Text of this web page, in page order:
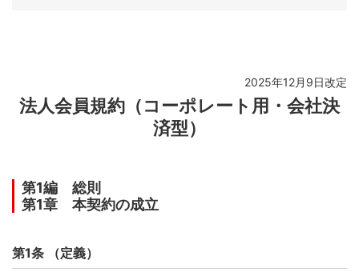
第2章 カード使用者
第5条 （カード使用者とその代理権）
第8条 （カード使用者に対する代理権の撤回等）
第9条 （カード使用者の死亡と届出）
第11条 （カード使用者の代理権の撤回等の場合における
2025年12月9日改定
法人会員規約（コーポレート用・会社決
済型）
第1編 総則
第1章 本契約の成立
第1条 （定義）